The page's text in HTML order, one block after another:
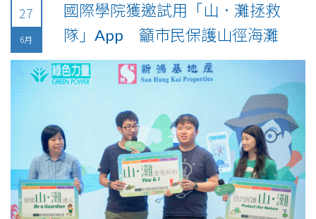
27
6月
國際學院獲邀試用「山．灘拯救
隊」App 籲市民保護山徑海灘